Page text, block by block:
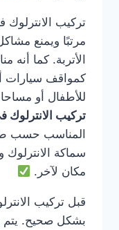
تركيب
مرتبًا ويمنع
الأتربة. كما
كمواقف سيارات
للأطفال أو
تركيب الانترلوك
المناسب حسب
سماكة
مكان لآخر.
قبل تركيب
بشكل صحيح. يتم